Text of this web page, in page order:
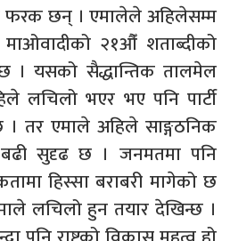
फरक छन् । एमालेले अहिलेसम्म
२१औँ शताब्दीको
। यसको सैद्धान्तिक तालमेल
लचिलो भएर भए पनि पार्टी
। तर एमाले अहिले साङ्गठनिक
बढी सुदृढ छ । जनमतमा पनि
हिस्सा बराबरी मागेको छ
लचिलो हुन तयार देखिन्छ ।